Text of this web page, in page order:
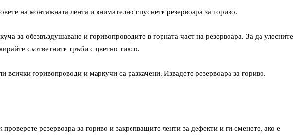
на монтажната лента и внимателно спуснете резервоара за гориво.
за обезвъздушаване и горивопроводите в горната част на резервоара. За да улесните
съответните тръби с цветно тиксо.
всички горивопроводи и маркучи са разкачени. Извадете резервоара за гориво.
резервоара за гориво и закрепващите ленти за дефекти и ги сменете, ако е